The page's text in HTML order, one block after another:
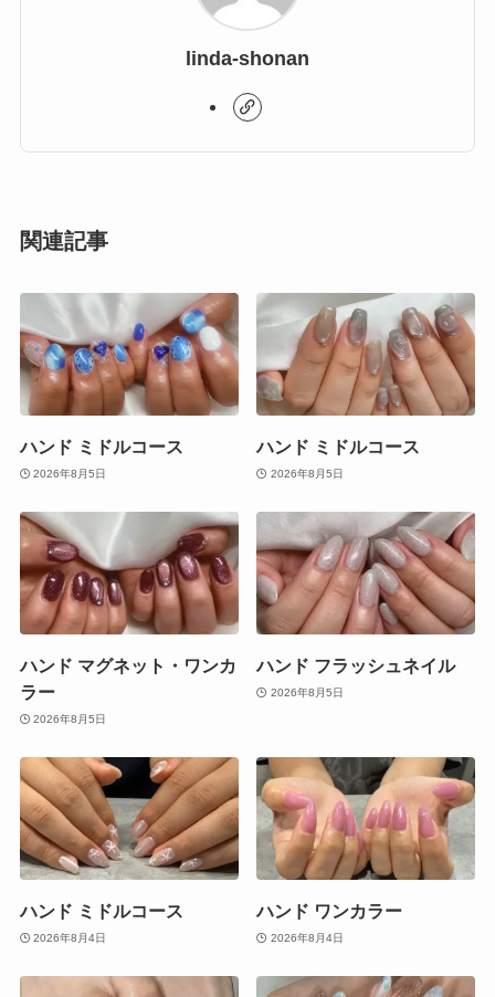
linda-shonan
関連記事
ハンド ミドルコース
2026年8月5日
ハンド ミドルコース
2026年8月5日
ハンド マグネット・ワンカ
ラー
2026年8月5日
ハンド フラッシュネイル
2026年8月5日
ハンド ミドルコース
2026年8月4日
ハンド ワンカラー
2026年8月4日